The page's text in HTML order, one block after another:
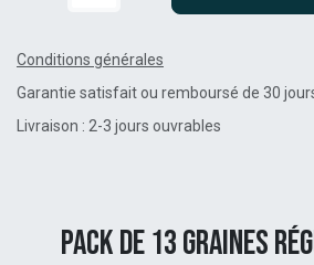
Conditions générales
Garantie satisfait ou remboursé de 30
Livraison : 2-3 jours ouvrables
Pack de 13 graines